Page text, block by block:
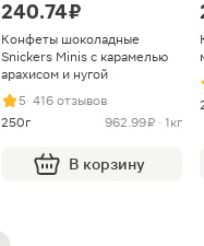
240.74 ₽
Конфеты шоколадные
Snickers Minis с карамелью
арахисом и нугой
5· 416 отзывов
250г
962.99 ₽ · 1кг
В корзину